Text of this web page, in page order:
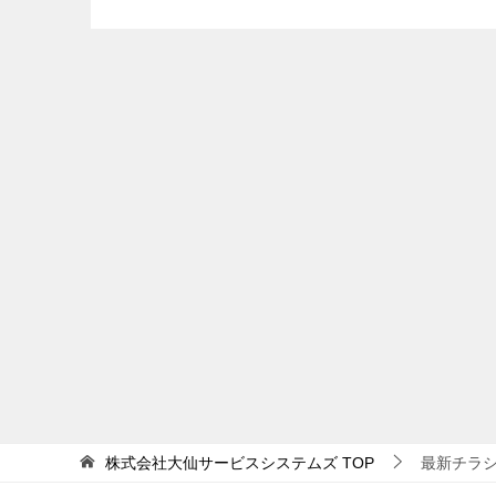
株式会社大仙サービスシステムズ TOP 最新チラ